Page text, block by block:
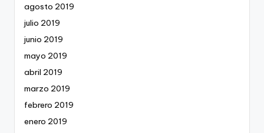
agosto 2019
julio 2019
junio 2019
mayo 2019
abril 2019
marzo 2019
febrero 2019
enero 2019